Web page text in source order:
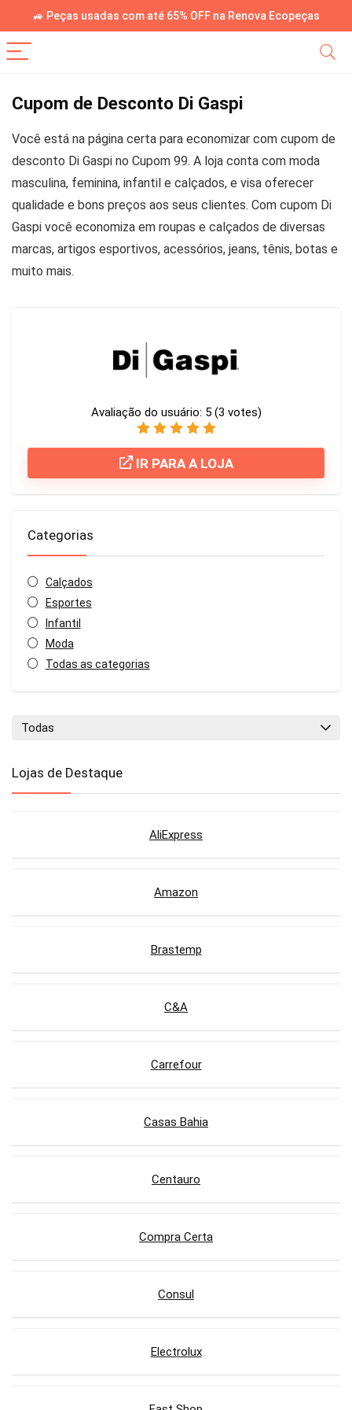
🚙 Peças usadas com até 65% OFF na Renova Ecopeças
Cupom de Desconto Di Gaspi
Você está na página certa para economizar com cupom de
desconto Di Gaspi no Cupom 99. A loja conta com moda
masculina, feminina, infantil e calçados, e visa oferecer
qualidade e bons preços aos seus clientes. Com cupom Di
Gaspi você economiza em roupas e calçados de diversas
marcas, artigos esportivos, acessórios, jeans, tênis, botas e
muito mais.
Avaliação do usuário: 5 (3 votes)
IR PARA A LOJA
Categorias
Calçados
Esportes
Infantil
Moda
Todas as categorias
Todas
Lojas de Destaque
AliExpress
Amazon
Brastemp
C&A
Carrefour
Casas Bahia
Centauro
Compra Certa
Consul
Electrolux